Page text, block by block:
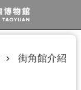
街角館介紹